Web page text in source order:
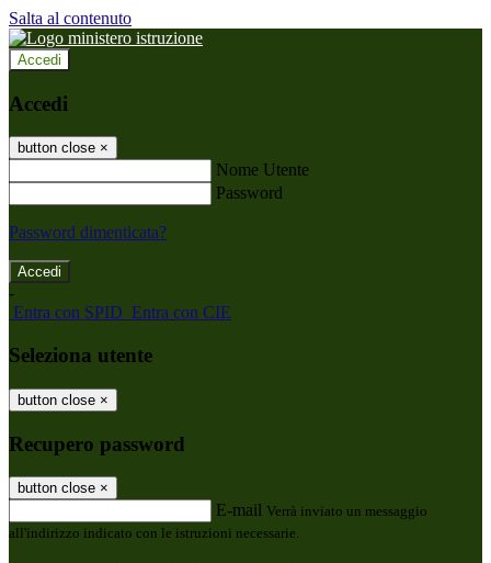
Salta al contenuto
Accedi
Accedi
button close ×
Nome Utente
Password
Password dimenticata?
-
Entra con SPID Entra con CIE
Seleziona utente
button close ×
Recupero password
button close ×
E-mail Verrà inviato un messaggio
all'indirizzo indicato con le istruzioni necessarie.